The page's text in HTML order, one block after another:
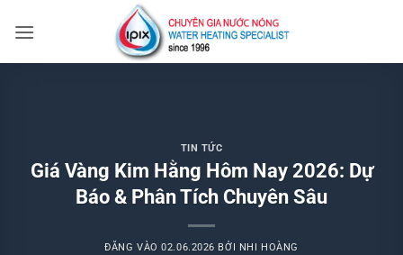
qua
TIN TỨC
Giá Vàng Kim Hằng Hôm Nay 2026: Dự
Báo & Phân Tích Chuyên Sâu
ĐĂNG VÀO02.06.2026 BỞI NHI HOÀNG